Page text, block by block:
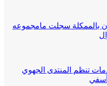
بالممكلة سجلت مامجموعه
تنظم المنتدى الجهوي
آسفي